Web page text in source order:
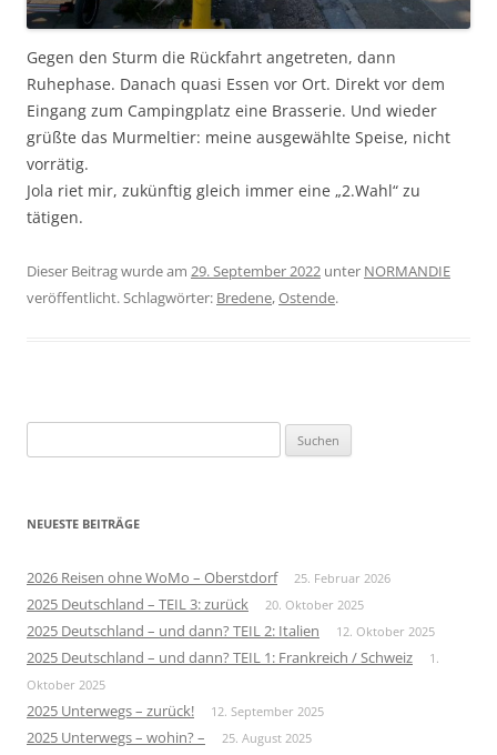
Gegen den Sturm die Rückfahrt angetreten, dann
Ruhephase. Danach quasi Essen vor Ort. Direkt vor dem
Eingang zum Campingplatz eine Brasserie. Und wieder
grüßte das Murmeltier: meine ausgewählte Speise, nicht
vorrätig.
Jola riet mir, zukünftig gleich immer eine „2.Wahl“ zu
tätigen.
Dieser Beitrag wurde am 29. September 2022 unter NORMANDIE
veröffentlicht. Schlagwörter: Bredene,Ostende.
nach:
NEUESTE BEITRÄGE
2026 Reisen ohne WoMo – Oberstdorf 25. Februar 2026
2025 Deutschland – TEIL 3: zurück 20. Oktober 2025
2025 Deutschland – und dann? TEIL 2: Italien 12. Oktober 2025
2025 Deutschland – und dann? TEIL 1: Frankreich / Schweiz
1.
Oktober 2025
2025 Unterwegs – zurück! 12. September 2025
2025 Unterwegs – wohin? – 25. August 2025